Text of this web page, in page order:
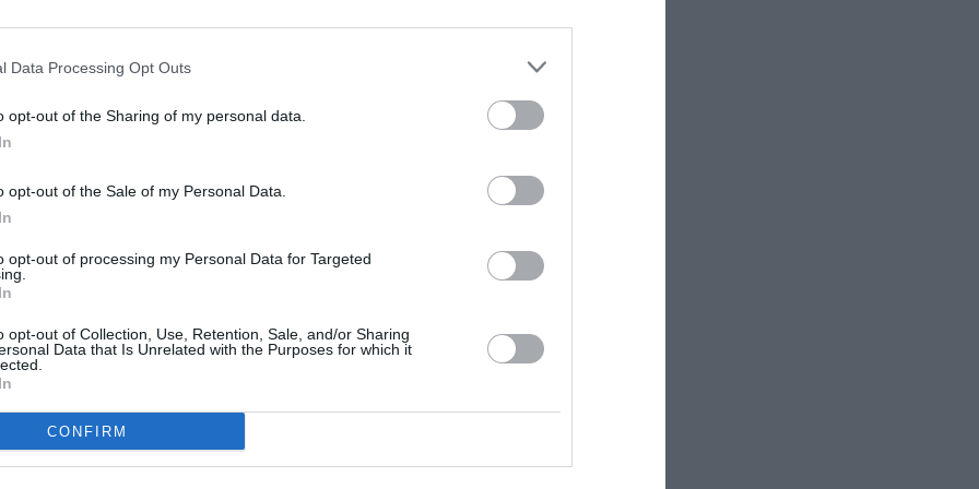
Data Processing Opt Outs
opt-out of the Sharing of my personal data.
opt-out of the Sale of my Personal Data.
opt-out of processing my Personal Data for Targeted
opt-out of Collection, Use, Retention, Sale, and/or Sharing
Data that Is Unrelated with the Purposes for which it
CONFIRM
και σε τι βαθμό αυτά καθορίζονται από
αν η ικανοποίηση είναι θέμα τεχνικής
θέση σε σχέση με το… χιούμορ!
όπως η ελκυστικότητα του
των ερωτικών επαφών στο βαθμό της
ερωτικές επαφές, οι ερευνητές διαπίστωσαν
τη συχνότητα των επαφών, συνεπώς και των
του άντρα! Μαζί με το χιούμορ
δυο ακόμη θετικούς δείκτες
επιθυμητός ήταν για την σύντροφό του.
αναδεικνύεται σε πρωταγωνιστή και
παιχνιδιού. Οι άνδρες που κάνουν τις